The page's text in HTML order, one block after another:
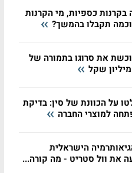
כספיות, מי הקרנות
תקבלו בהמשך?
את סרוגו בתמורה של
על הכוונת של סין: בדיקת
למוצרי החברה
הישראלית
את וול סטריט - מה קורה...